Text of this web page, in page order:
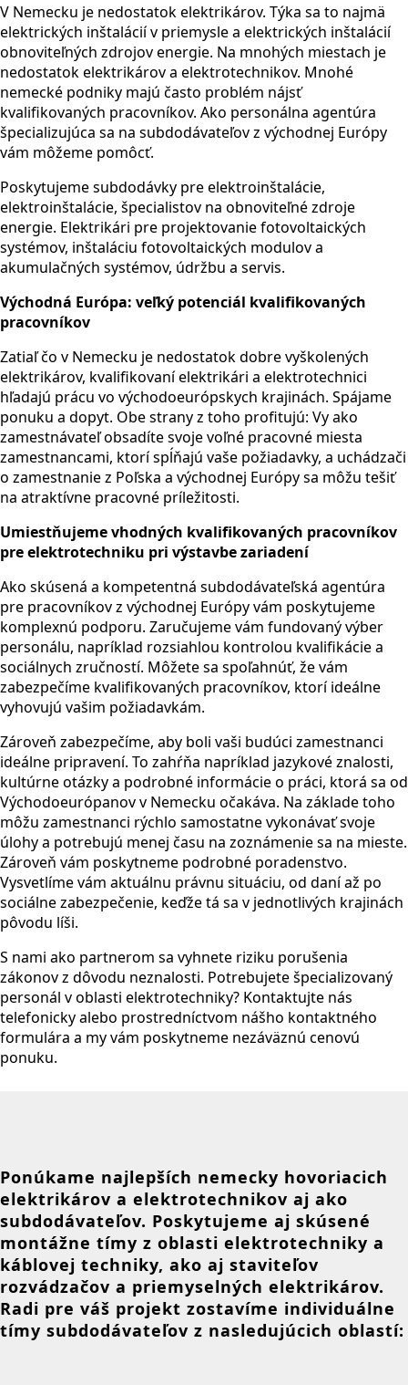
V Nemecku je nedostatok elektrikárov. Týka sa to najmä
elektrických inštalácií v priemysle a elektrických inštalácií
obnoviteľných zdrojov energie. Na mnohých miestach je
nedostatok elektrikárov a elektrotechnikov. Mnohé
nemecké podniky majú často problém nájsť
kvalifikovaných pracovníkov. Ako personálna agentúra
špecializujúca sa na subdodávateľov z východnej Európy
vám môžeme pomôcť.
Poskytujeme subdodávky pre elektroinštalácie,
elektroinštalácie, špecialistov na obnoviteľné zdroje
energie. Elektrikári pre projektovanie fotovoltaických
systémov, inštaláciu fotovoltaických modulov a
akumulačných systémov, údržbu a servis.
Východná Európa: veľký potenciál kvalifikovaných
pracovníkov
Zatiaľ čo v Nemecku je nedostatok dobre vyškolených
elektrikárov, kvalifikovaní elektrikári a elektrotechnici
hľadajú prácu vo východoeurópskych krajinách. Spájame
ponuku a dopyt. Obe strany z toho profitujú: Vy ako
zamestnávateľ obsadíte svoje voľné pracovné miesta
zamestnancami, ktorí spĺňajú vaše požiadavky, a uchádzači
o zamestnanie z Poľska a východnej Európy sa môžu tešiť
na atraktívne pracovné príležitosti.
Umiestňujeme vhodných kvalifikovaných pracovníkov
pre elektrotechniku pri výstavbe zariadení
Ako skúsená a kompetentná subdodávateľská agentúra
pre pracovníkov z východnej Európy vám poskytujeme
komplexnú podporu. Zaručujeme vám fundovaný výber
personálu, napríklad rozsiahlou kontrolou kvalifikácie a
sociálnych zručností. Môžete sa spoľahnúť, že vám
zabezpečíme kvalifikovaných pracovníkov, ktorí ideálne
vyhovujú vašim požiadavkám.
Zároveň zabezpečíme, aby boli vaši budúci zamestnanci
ideálne pripravení. To zahŕňa napríklad jazykové znalosti,
kultúrne otázky a podrobné informácie o práci, ktorá sa od
Východoeurópanov v Nemecku očakáva. Na základe toho
môžu zamestnanci rýchlo samostatne vykonávať svoje
úlohy a potrebujú menej času na zoznámenie sa na mieste.
Zároveň vám poskytneme podrobné poradenstvo.
Vysvetlíme vám aktuálnu právnu situáciu, od daní až po
sociálne zabezpečenie, keďže tá sa v jednotlivých krajinách
pôvodu líši.
S nami ako partnerom sa vyhnete riziku porušenia
zákonov z dôvodu neznalosti. Potrebujete špecializovaný
personál v oblasti elektrotechniky? Kontaktujte nás
telefonicky alebo prostredníctvom nášho kontaktného
formulára a my vám poskytneme nezáväznú cenovú
ponuku.
Ponúkame najlepších nemecky hovoriacich
elektrikárov a elektrotechnikov aj ako
subdodávateľov. Poskytujeme aj skúsené
montážne tímy z oblasti elektrotechniky a
káblovej techniky, ako aj staviteľov
rozvádzačov a priemyselných elektrikárov.
Radi pre váš projekt zostavíme individuálne
tímy subdodávateľov z nasledujúcich oblastí: